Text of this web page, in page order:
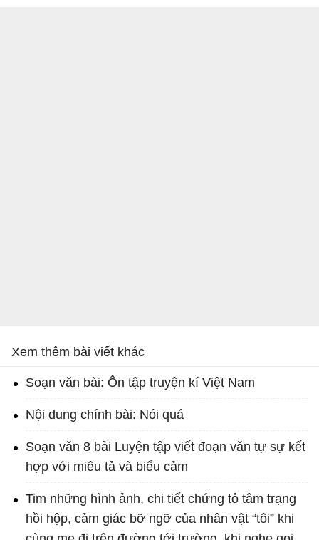
Xem thêm bài viết khác
Soạn văn bài: Ôn tập truyện kí Việt Nam
Nội dung chính bài: Nói quá
Soạn văn 8 bài Luyện tập viết đoạn văn tự sự kết
hợp với miêu tả và biểu cảm
Tim những hình ảnh, chi tiết chứng tỏ tâm trạng
hồi hộp, cảm giác bỡ ngỡ của nhân vật “tôi” khi